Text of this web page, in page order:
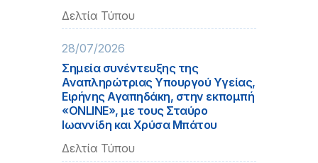
Δελτία Τύπου
28/07/2026
Σημεία συνέντευξης της
Αναπληρώτριας Υπουργού Υγείας,
Ειρήνης Αγαπηδάκη, στην εκπομπή
«ONLINE», με τους Σταύρο
Ιωαννίδη και Χρύσα Μπάτου
Δελτία Τύπου